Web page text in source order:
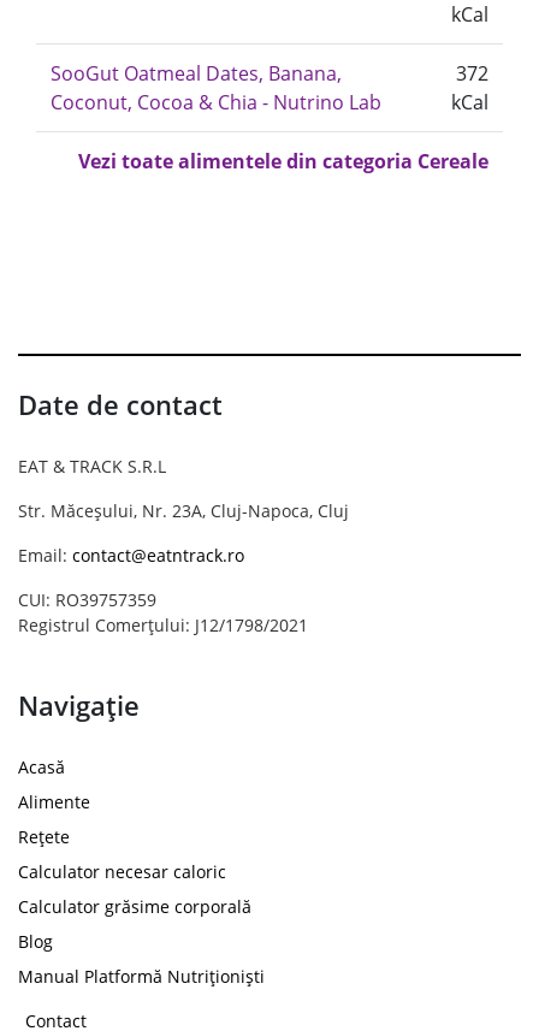
kCal
SooGut Oatmeal Dates, Banana,
Coconut, Cocoa & Chia - Nutrino Lab
372
kCal
Vezi toate alimentele din categoria Cereale
Date de contact
EAT & TRACK S.R.L
Str. Măceșului, Nr. 23A, Cluj-Napoca, Cluj
Email: contact@eatntrack.ro
CUI: RO39757359
Registrul Comerțului: J12/1798/2021
Navigație
Acasă
Alimente
Rețete
Calculator necesar caloric
Calculator grăsime corporală
Blog
Manual Platformă Nutriționiști
Contact